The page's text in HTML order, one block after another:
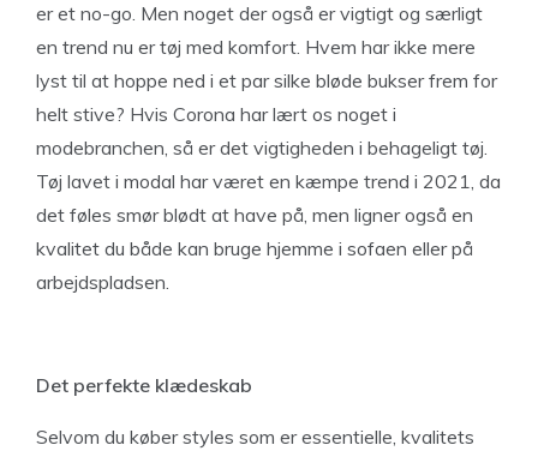
er et no-go. Men noget der også er vigtigt og særligt
en trend nu er tøj med komfort. Hvem har ikke mere
lyst til at hoppe ned i et par silke bløde bukser frem for
helt stive? Hvis Corona har lært os noget i
modebranchen, så er det vigtigheden i behageligt tøj.
Tøj lavet i modal har været en kæmpe trend i 2021, da
det føles smør blødt at have på, men ligner også en
kvalitet du både kan bruge hjemme i sofaen eller på
arbejdspladsen.
Det perfekte klædeskab
Selvom du køber styles som er essentielle, kvalitets